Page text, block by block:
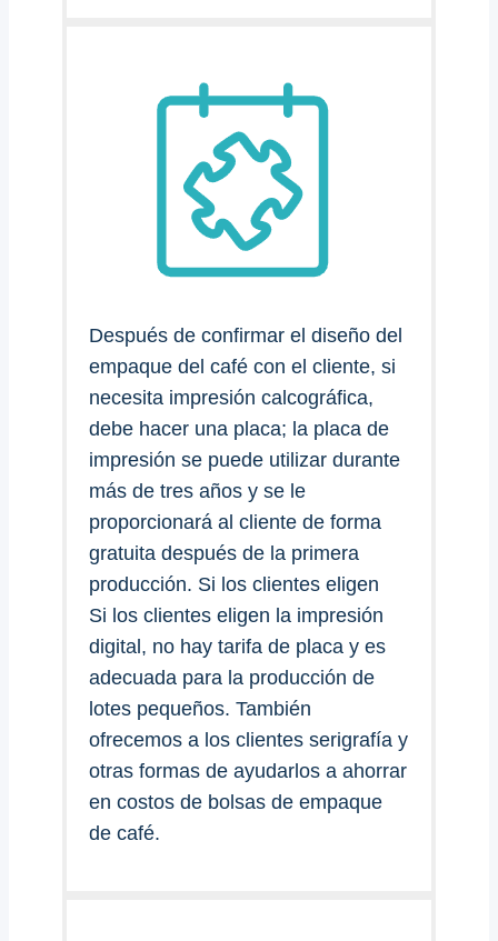
Después de confirmar el diseño del
empaque del café con el cliente, si
necesita impresión calcográfica,
debe hacer una placa; la placa de
impresión se puede utilizar durante
más de tres años y se le
proporcionará al cliente de forma
gratuita después de la primera
producción. Si los clientes eligen
Si los clientes eligen la impresión
digital, no hay tarifa de placa y es
adecuada para la producción de
lotes pequeños. También
ofrecemos a los clientes serigrafía y
otras formas de ayudarlos a ahorrar
en costos de bolsas de empaque
de café.